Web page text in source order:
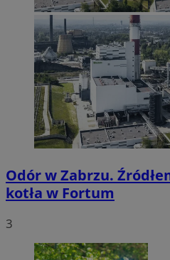
Odór w Zabrzu.
kotła w Fortum
3